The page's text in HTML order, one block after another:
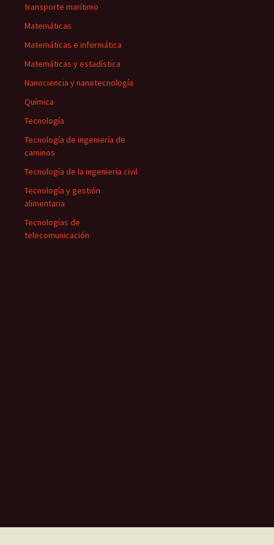
transporte marítimo
Matemáticas
Matemáticas e informática
Matemáticas y estadística
Nanociencia y nanotecnología
Química
Tecnología
Tecnología de ingeniería de
caminos
Tecnología de la ingeniería civil
Tecnología y gestión
alimentaria
Tecnologías de
telecomunicación